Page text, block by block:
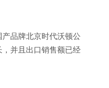
品牌北京时代沃顿公
并且出口销售额已经